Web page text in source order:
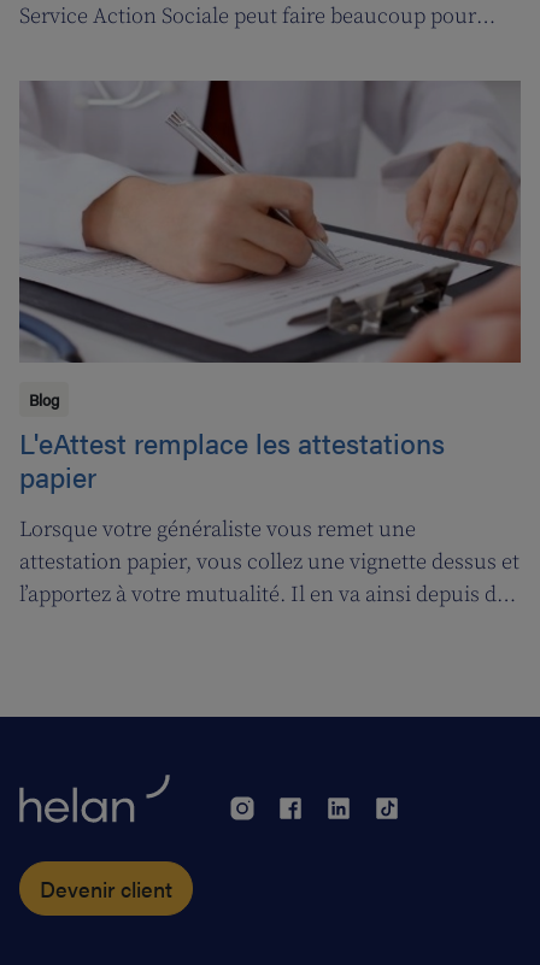
Service Action Sociale peut faire beaucoup pour
qu'elle établit un plan de soins pour Jossé et
Maurice.
Blog
L'eAttest remplace les attestations
papier
Lorsque votre généraliste vous remet une
attestation papier, vous collez une vignette dessus et
l’apportez à votre mutualité. Il en va ainsi depuis des
vous facilitera grandement la vie.
Devenir client